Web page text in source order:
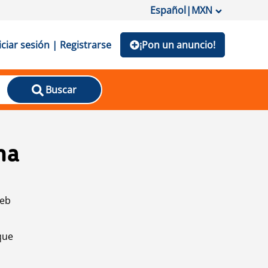
Español|MXN
sesión | Registrarse ¡Pon un anuncio!
Buscar